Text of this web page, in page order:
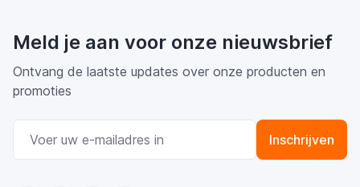
Meld je aan voor onze nieuwsbrief
Ontvang de laatste updates over onze producten en
promoties
Inschrijven